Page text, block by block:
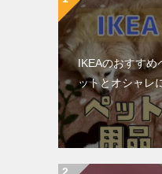
IKEAのおすす
ットとオシャレ